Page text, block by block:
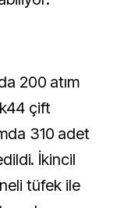
200 atım
çift
310 adet
İkincil
tüfek ile